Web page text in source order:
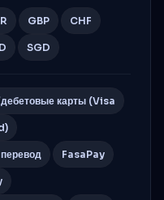
GBP CHF
SGD
карты (Visa
FasaPay